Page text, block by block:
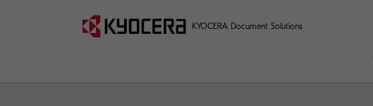
KYOCERA Document Solutions